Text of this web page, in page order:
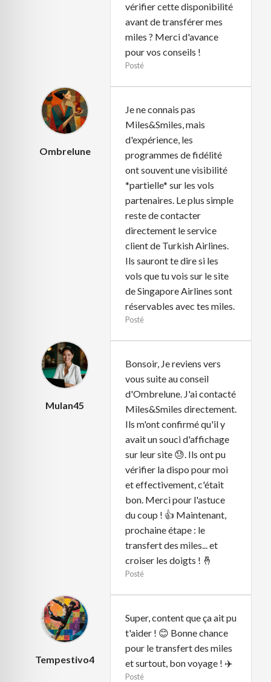
vérifier cette disponibilité
avant de transférer mes
miles ? Merci d'avance
pour vos conseils !
Posté
Ombrelune
Je ne connais pas
Miles&Smiles, mais
d'expérience, les
programmes de fidélité
ont souvent une visibilité
*partielle* sur les vols
partenaires. Le plus simple
reste de contacter
directement le service
client de Turkish Airlines.
Ils sauront te dire si les
vols que tu vois sur le site
de Singapore Airlines sont
réservables avec tes miles.
Posté
Mulan45
Bonsoir, Je reviens vers
vous suite au conseil
d'Ombrelune. J'ai contacté
Miles&Smiles directement.
Ils m'ont confirmé qu'il y
avait un souci d'affichage
sur leur site 😓. Ils ont pu
vérifier la dispo pour moi
et effectivement, c'était
bon. Merci pour l'astuce
du coup ! 👍 Maintenant,
prochaine étape : le
transfert des miles... et
croiser les doigts ! 🤞
Posté
Tempestivo4
Super, content que ça ait pu
t'aider ! 😊 Bonne chance
pour le transfert des miles
et surtout, bon voyage ! ✈️
Posté